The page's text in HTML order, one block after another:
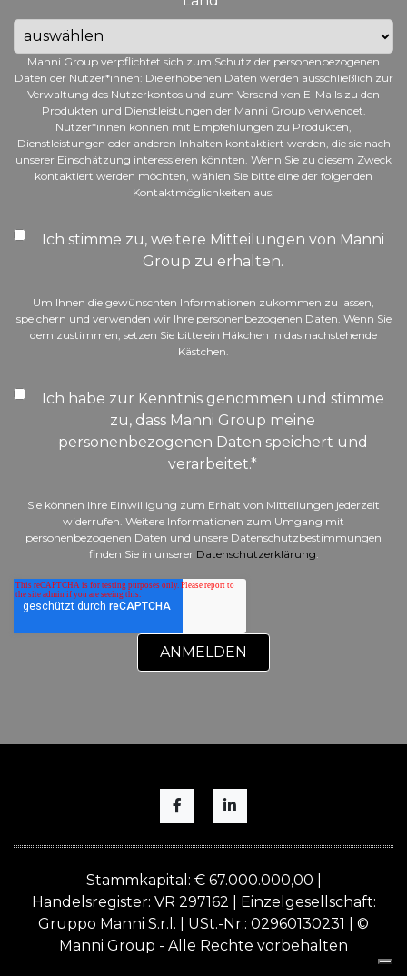
Manni Group verpflichtet sich zum Schutz der personenbezogenen
Daten der Nutzer*innen: Die erhobenen Daten werden ausschließlich zur
Verwaltung des Nutzerkontos und zum Versand von E-Mails zu den
Produkten und Dienstleistungen der Manni Group verwendet.
Nutzer*innen können mit Empfehlungen zu Produkten,
Dienstleistungen oder anderen Inhalten kontaktiert werden, die sie nach
unserer Einschätzung interessieren könnten. Wenn Sie zu diesem Zweck
kontaktiert werden möchten, wählen Sie bitte eine der folgenden
Kontaktmöglichkeiten aus:
Ich stimme zu, weitere Mitteilungen von Manni
Group zu erhalten.
Um Ihnen die gewünschten Informationen zukommen zu lassen,
speichern und verwenden wir Ihre personenbezogenen Daten. Wenn Sie
dem zustimmen, setzen Sie bitte ein Häkchen in das nachstehende
Kästchen.
Ich habe zur Kenntnis genommen und stimme
zu, dass Manni Group meine
personenbezogenen Daten speichert und
verarbeitet.*
Sie können Ihre Einwilligung zum Erhalt von Mitteilungen jederzeit
widerrufen. Weitere Informationen zum Umgang mit
personenbezogenen Daten und unsere Datenschutzbestimmungen
finden Sie in unserer Datenschutzerklärung
Stammkapital: € 67.000.000,00 |
Handelsregister: VR 297162 | Einzelgesellschaft:
Gruppo Manni S.r.l. | USt.-Nr.: 02960130231 | ©
Manni Group - Alle Rechte vorbehalten